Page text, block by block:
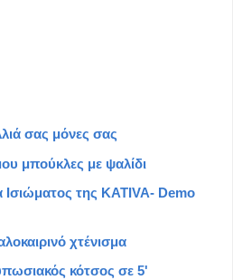
σας μόνες σας
μπούκλες με ψαλίδι
Ισιώματος της KATIVA- Demo
χτένισμα
κότσος σε 5'